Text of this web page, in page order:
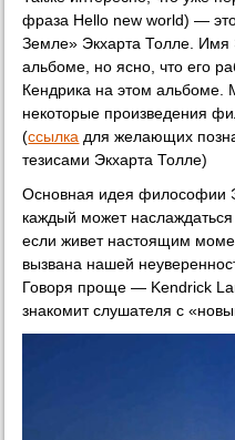
фраза Hello new world) —
Земле» Экхарта Толле.
альбоме, но ясно, что его
Кендрика на этом
некоторые произведения
(ссылка для желающих
тезисами Экхарта Толле)
Основная идея философии
каждый может
если живет настоящим
вызвана нашей
Говоря проще — Kendrick
знакомит слушателя с